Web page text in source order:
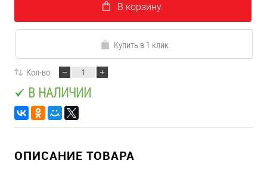
В корзину.
Купить в 1 клик
Кол-во:
В НАЛИЧИИ
ОПИСАНИЕ ТОВАРА